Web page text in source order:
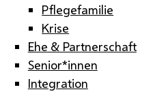
Pflegefamilie
Krise
Ehe & Partnerschaft
Senior*innen
Integration